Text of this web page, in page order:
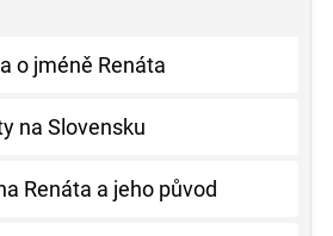
o jméně Renáta
na Slovensku
Renáta a jeho původ